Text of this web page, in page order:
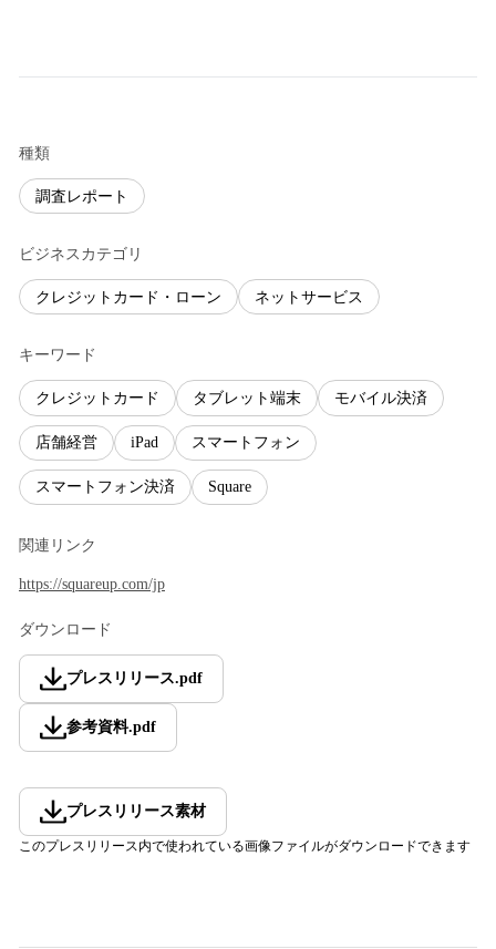
種類
調査レポート
ビジネスカテゴリ
クレジットカード・ローン ネットサービス
キーワード
クレジットカード タブレット端末 モバイル決済
店舗経営 iPad スマートフォン
スマートフォン決済 Square
関連リンク
https://squareup.com/jp
ダウンロード
プレスリリース.pdf
参考資料.pdf
プレスリリース素材
このプレスリリース内で使われている画像ファイルがダウンロードできます